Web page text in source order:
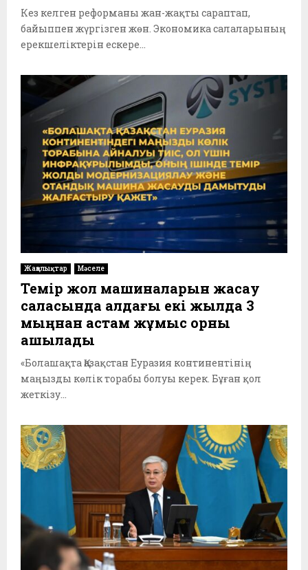
Кез келген реформаны жан-жақты сараптап,
байыппен жүргізген жөн. Экономика салаларының
ерекшеліктерін ескере...
Жаңалықтар Мәселе
Темір жол машиналарын жасау
саласында алдағы екі жылда 3
мыңнан астам жұмыс орны
ашылады
«Болашақта Қазақстан Еуразия континентінің
маңызды көлік торабы болуы керек. Бұған қол
жеткізу...